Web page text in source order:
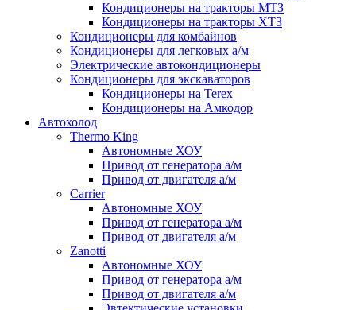
Кондиционеры на тракторы МТЗ
Кондиционеры на тракторы ХТЗ
Кондиционеры для комбайнов
Кондиционеры для легковых а/м
Электрические автокондиционеры
Кондиционеры для экскаваторов
Кондиционеры на Terex
Кондиционеры на Амкодор
Автохолод
Thermo King
Автономные ХОУ
Привод от генератора а/м
Привод от двигателя а/м
Carrier
Автономные ХОУ
Привод от генератора а/м
Привод от двигателя а/м
Zanotti
Автономные ХОУ
Привод от генератора а/м
Привод от двигателя а/м